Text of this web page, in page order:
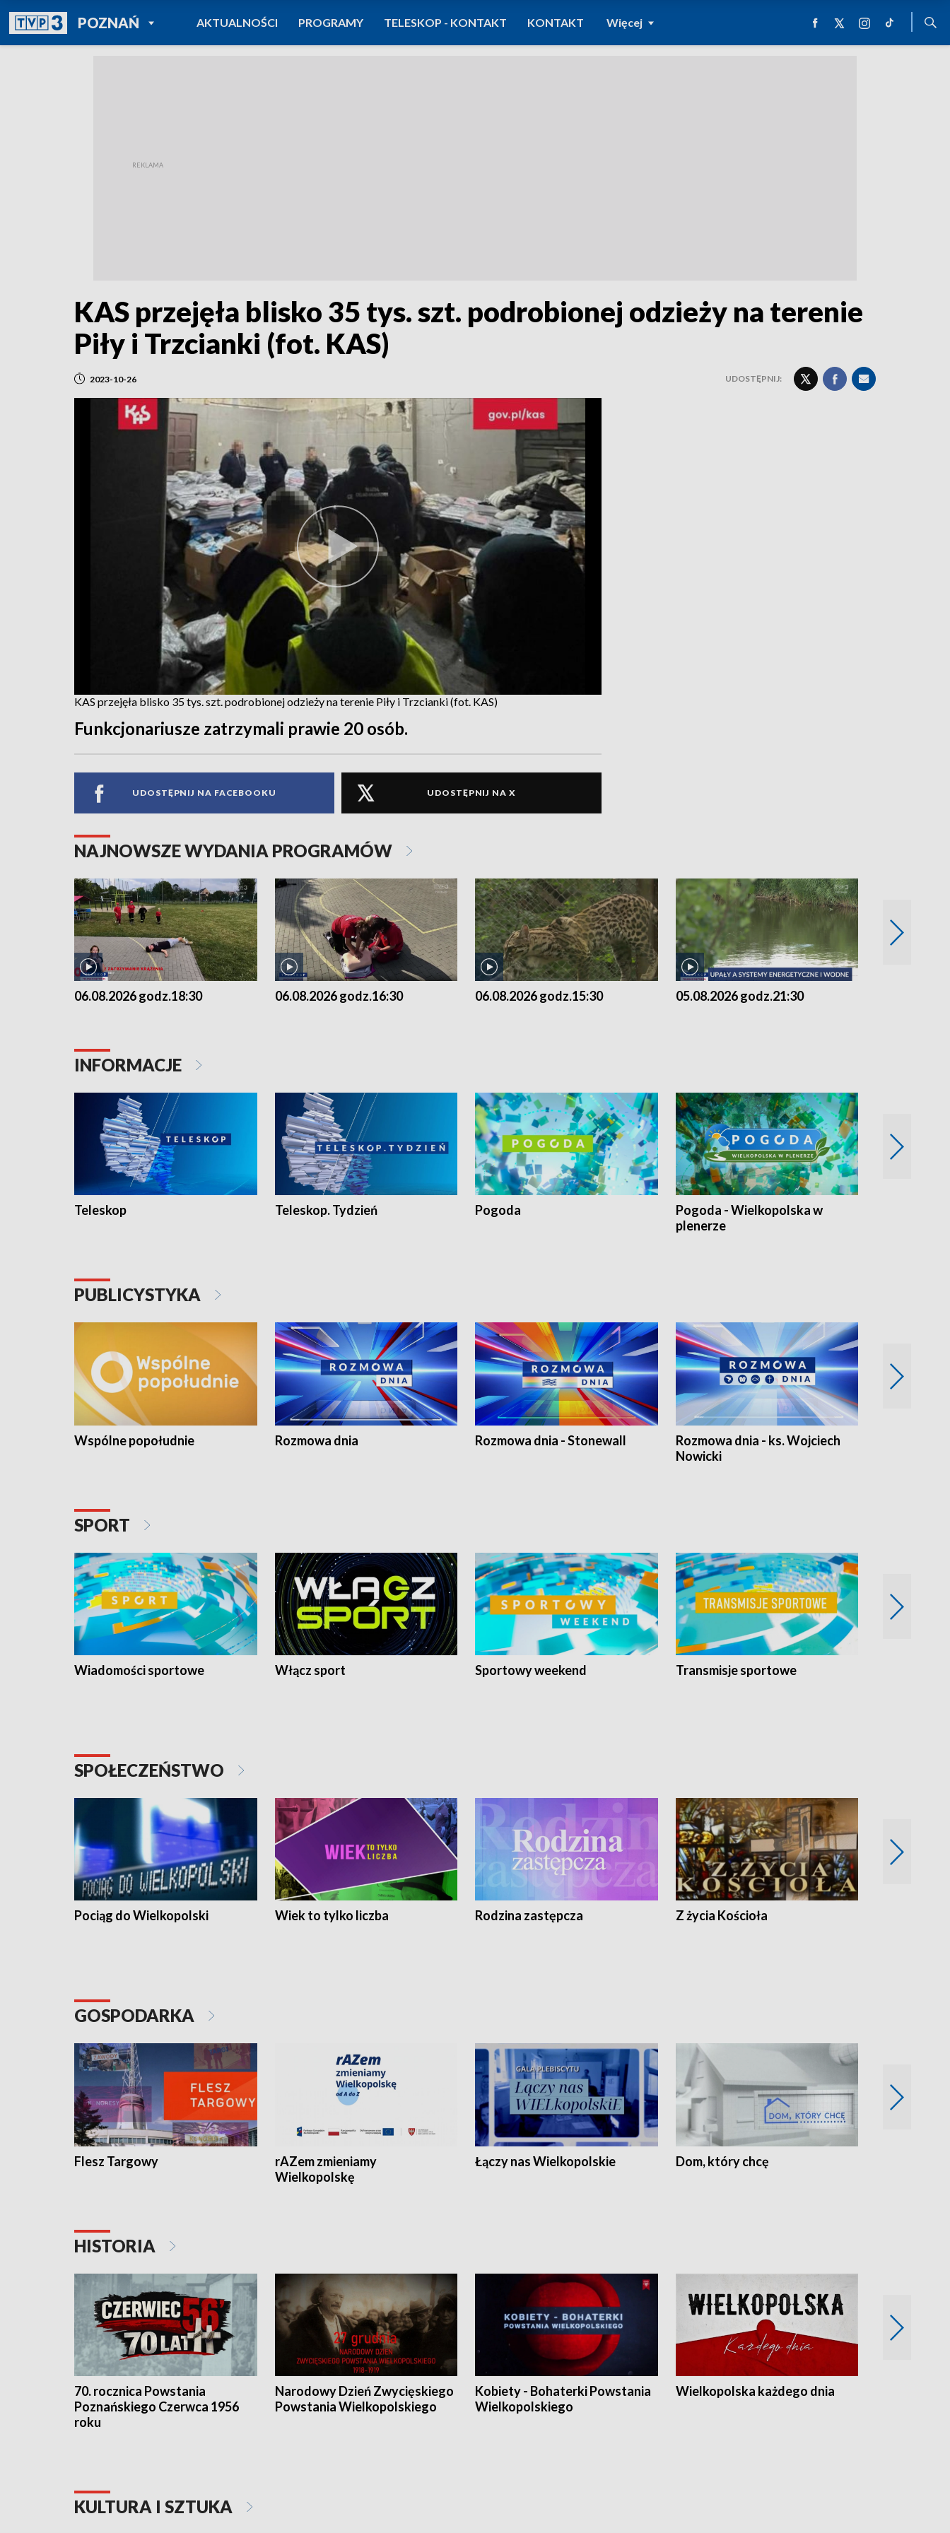
POZNAŃPOWRÓT DO
TVP REGIONY
AKTUALNOŚCI PROGRAMY TELESKOP - KONTAKT KONTAKT Więcej
KAS przejęła blisko 35 tys. szt. podrobionej odzieży na terenie
Piły i Trzcianki (fot. KAS)
2023-10-26 UDOSTĘPNIJ:
KAS przejęła blisko 35 tys. szt. podrobionej odzieży na terenie Piły i Trzcianki (fot. KAS)
Funkcjonariusze zatrzymali prawie 20 osób.
UDOSTĘPNIJ NA FACEBOOKU UDOSTĘPNIJ NA X
NAJNOWSZE WYDANIA PROGRAMÓW
06.08.2026 godz.18:30 06.08.2026 godz.16:30 06.08.2026 godz.15:30 05.08.2026 godz.21:30
INFORMACJE
Teleskop Teleskop. Tydzień Pogoda
Pogoda - Wielkopolska w
plenerze
PUBLICYSTYKA
Wspólne popołudnie Rozmowa dnia Rozmowa dnia - Stonewall
Rozmowa dnia - ks. Wojciech
Nowicki
SPORT
Wiadomości sportowe Włącz sport Sportowy weekend Transmisje sportowe
SPOŁECZEŃSTWO
Pociąg do Wielkopolski Wiek to tylko liczba Rodzina zastępcza Z życia Kościoła
GOSPODARKA
Flesz Targowy
rAZem zmieniamy
Wielkopolskę
Łączy nas Wielkopolskie Dom, który chcę
HISTORIA
70. rocznica Powstania
Poznańskiego Czerwca 1956
roku
Narodowy Dzień Zwycięskiego
Powstania Wielkopolskiego
Kobiety - Bohaterki Powstania
Wielkopolskiego
Wielkopolska każdego dnia
KULTURA I SZTUKA